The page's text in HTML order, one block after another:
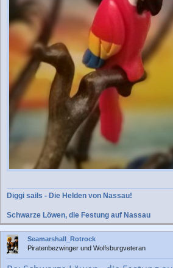
Diggi sails - Die Helden von Nassau!
Schwarze Löwen, die Festung auf Nassau
Seamarshall_Rotrock
Piratenbezwinger und Wolfsburgveteran